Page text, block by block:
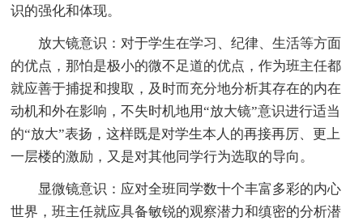
识的强化和体现。
放大镜意识：对于学生在学习、纪律、生活等方面
的优点，那怕是极小的微不足道的优点，作为班主任都
就应善于捕捉和搜取，及时而充分地分析其存在的内在
动机和外在影响，不失时机地用“放大镜”意识进行适当
的“放大”表扬，这样既是对学生本人的再接再厉、更上
一层楼的激励，又是对其他同学行为选取的导向。
显微镜意识：应对全班同学数十个丰富多彩的内心
世界，班主任就应具备敏锐的观察潜力和缜密的分析潜